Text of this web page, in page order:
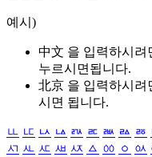
예시)
中文 을 입력하시려
누르시면됩니다.
北京 을 입력하시려
시면 됩니다.
ㅥ ㅦ ㅧ ㅨ ㅩ ㅪ ㅫ ㅬ ㅭ
ㅺ ㅻ ㅼ ㅽ ㅾ ㅿ ㆀ ㆁ ㆂ